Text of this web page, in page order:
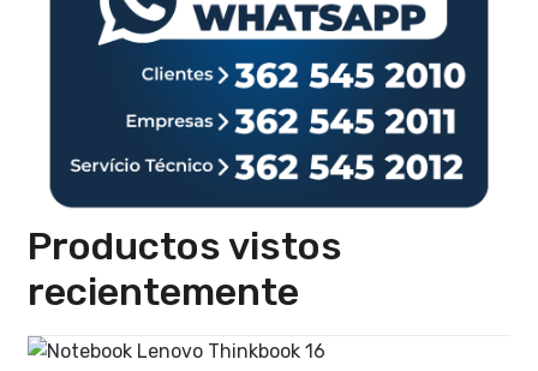
Productos vistos
recientemente